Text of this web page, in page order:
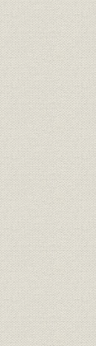
合軍通
昭和22年
昭和21年
(1951年)
昭和22年
合軍関
線の自
昭和23年
二〇〇
(直営)
昭和23年
年度(1956